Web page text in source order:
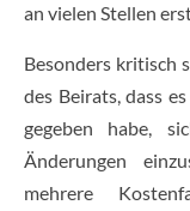
an vielen Stellen
Besonders kritisch
des Beirats, dass
gegeben habe,
Änderungen
mehrere